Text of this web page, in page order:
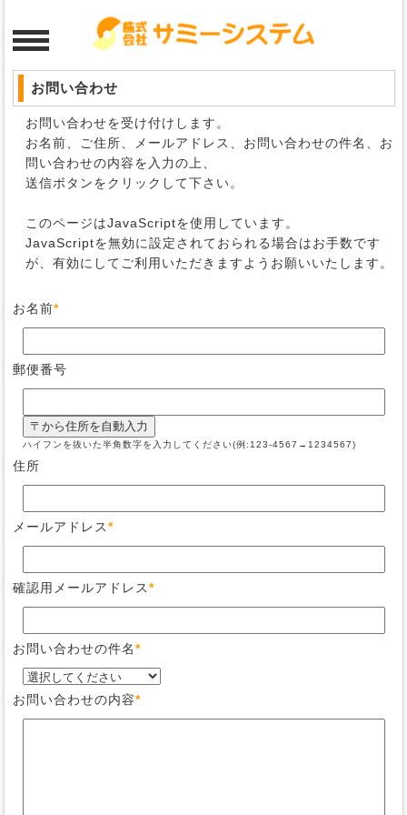
お問い合わせ
お問い合わせを受け付けします。
お名前、ご住所、メールアドレス、お問い合わせの件名、お
問い合わせの内容を入力の上、
送信ボタンをクリックして下さい。
このページはJavaScriptを使用しています。
JavaScriptを無効に設定されておられる場合はお手数です
が、有効にしてご利用いただきますようお願いいたします。
お名前*
郵便番号
ハイフンを抜いた半角数字を入力してください(例:123-4567→1234567)
住所
メールアドレス*
確認用メールアドレス*
お問い合わせの件名*
お問い合わせの内容*